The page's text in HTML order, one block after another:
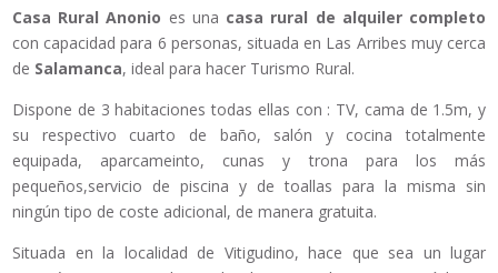
Casa Rural Anonio es una casa rural de alquiler completo
con capacidad para 6 personas, situada en Las Arribes muy cerca
de Salamanca, ideal para hacer Turismo Rural.
Dispone de 3 habitaciones todas ellas con : TV, cama de 1.5m, y
su respectivo cuarto de baño, salón y cocina totalmente
equipada, aparcameinto, cunas y trona para los más
pequeños,servicio de piscina y de toallas para la misma sin
ningún tipo de coste adicional, de manera gratuita.
Situada en la localidad de Vitigudino, hace que sea un lugar